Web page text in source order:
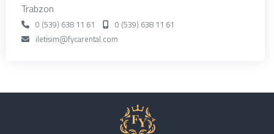
Trabzon
0 (539) 638 11 61
0 (539) 638 11 61
iletisim@fycarental.com